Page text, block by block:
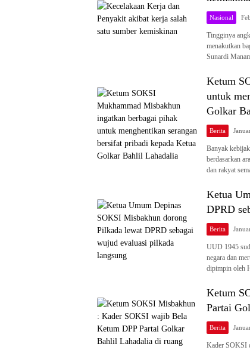
Nasional
Tingginya
menakutkan
Sunardi
Ketum
untuk
Golkar
Berita
Banyak
berdasarkan
dan rakyat
Ketua
DPRD
Berita
UUD 1945
negara dan
dipimpin oleh
Ketum
Partai
Berita
Kader SOKSI